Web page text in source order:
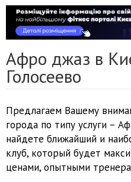
Афро джаз в
Голосеево
Предлагаем Вашему
города по типу услуги –
найдете ближайший и
клуб, который будет
ценами, опытными